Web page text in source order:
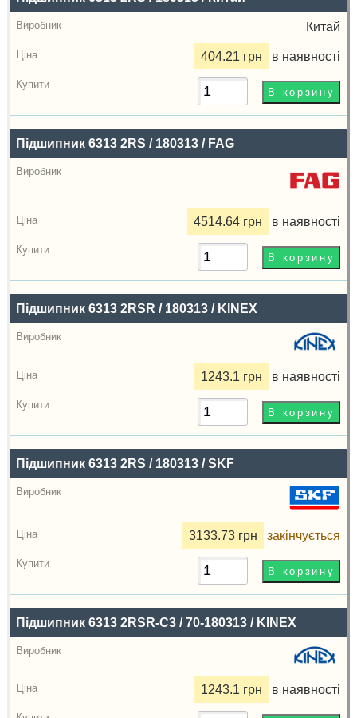
Виробник
Радіальний
грн
Купити
Китай
404.21 грн в наявності
Підшипник 6313 2RS / 180313 / FAG
4514.64 грн в наявності
Підшипник 6313 2RSR / 180313 / KINEX
1243.1 грн в наявності
Підшипник 6313 2RS / 180313 / SKF
3133.73 грн закінчується
Підшипник 6313 2RSR-C3 / 70-180313 / KINEX
1243.1 грн в наявності